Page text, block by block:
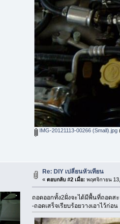
IMG-20121113-00266 (Small).jpg
Re: DIY เปลี่ยนหัวเทียน
« ตอบกลับ #2 เมื่อ: พฤศจิกายน
ถอดออกทั้ง2ฝั่งจะได้มีพื้นที่ถอดส
-ถอดเสร็จเรียบร้อยวางเอาไว้ก่อน